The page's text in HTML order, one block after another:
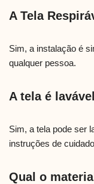
A Tela
Sim, a instalação é
qualquer pessoa.
A tela é
Sim, a tela pode ser
instruções de
Qual o